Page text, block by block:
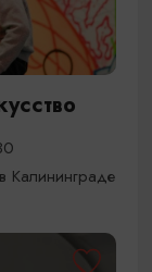
Калининграде